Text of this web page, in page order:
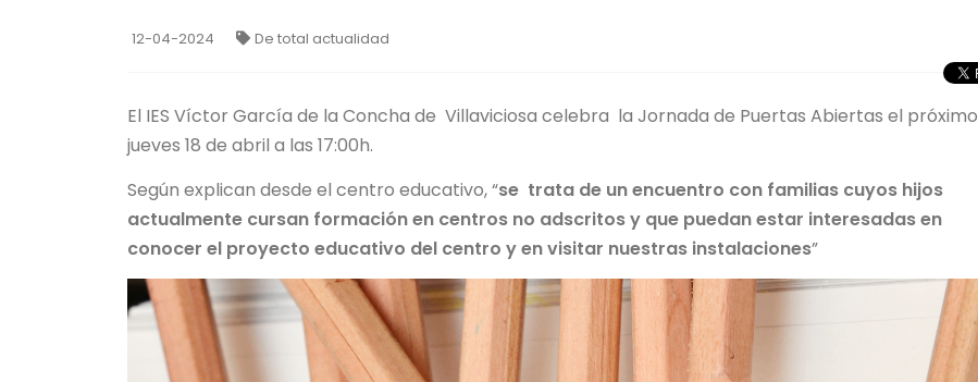
12-04-2024 De total actualidad
El IES Víctor García de la Concha de Villaviciosa celebra la Jornada de Puertas Abiertas el próximo
jueves 18 de abril a las 17:00h.
Según explican desde el centro educativo, “se trata de un encuentro con familias cuyos hijos
actualmente cursan formación en centros no adscritos y que puedan estar interesadas en
conocer el proyecto educativo del centro y en visitar nuestras instalaciones”